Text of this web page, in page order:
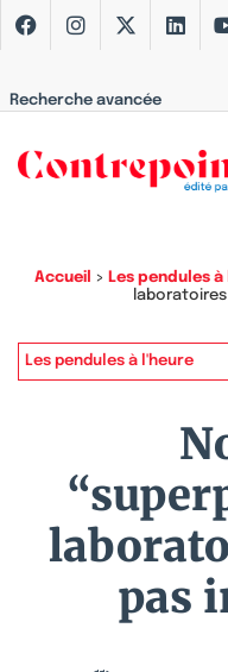
Recherche avancée
Accueil > Les pendules à
Les pendules à l'heure
pas